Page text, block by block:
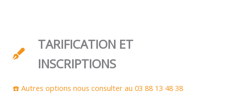
TARIFICATION ET
INSCRIPTIONS
☎️ Autres options nous consulter au 03 88 13 48 38